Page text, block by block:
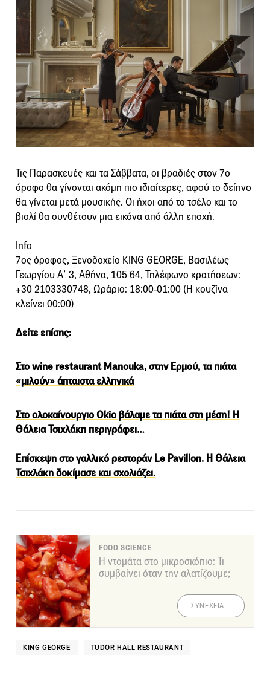
Τις Παρασκευές και τα Σάββατα, οι βραδιές στον 7ο
όροφο θα γίνονται ακόμη πιο ιδιαίτερες, αφού το δείπνο
θα γίνεται μετά μουσικής. Οι ήχοι από το τσέλο και το
βιολί θα συνθέτουν μια εικόνα από άλλη εποχή.
Info
7ος όροφος, Ξενοδοχείο KING GEORGE, Βασιλέως
Γεωργίου Α’ 3, Αθήνα, 105 64, Τηλέφωνο κρατήσεων:
+30 2103330748, Ωράριο: 18:00-01:00 (Η κουζίνα
κλείνει 00:00)
Δείτε επίσης:
Στο wine restaurant Manouka, στην Ερμού, τα πιάτα
«μιλούν» άπταιστα ελληνικά
Στο ολοκαίνουργιο Οkio βάλαμε τα πιάτα στη μέση! Η
Θάλεια Τσιχλάκη περιγράφει…
Επίσκεψη στο γαλλικό ρεστοράν Le Pavillon. Η Θάλεια
Τσιχλάκη δοκίμασε και σχολιάζει.
FOOD SCIENCE
Η ντομάτα στο μικροσκόπιο: Τι
συμβαίνει όταν την αλατίζουμε;
ΣΥΝΕΧΕΙΑ
KING GEORGE TUDOR HALL RESTAURANT